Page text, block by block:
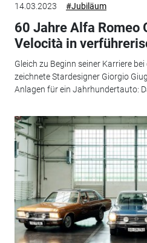
14.03.2023 #Jubiläum
60 Jahre Alfa Romeo
Velocità in
Gleich zu Beginn seiner Karriere
zeichnete Stardesigner Giorgio
Anlagen für ein Jahrhundertauto: